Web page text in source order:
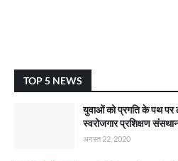
TOP 5 NEWS
युवाओं को प्रगति के पथ पर
स्वरोजगार प्रशिक्षण
अगस्त 22, 2020